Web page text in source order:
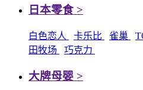
日本零食 >
白色恋人 卡乐比 雀巢
田牧场
巧克力
大牌母婴 >